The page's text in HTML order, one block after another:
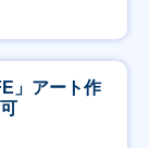
」アート作